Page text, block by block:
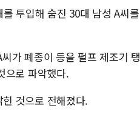
투입해 숨진 30대 남성 A씨를
가 폐종이 등을 펄프 제조기 탱
으로 파악했다.
것으로 전해졌다.